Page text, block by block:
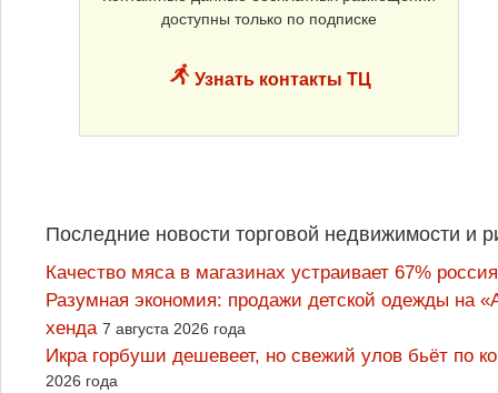
доступны только по подписке
Узнать контакты ТЦ
Последние новости торговой недвижимости и
Качество мяса в магазинах устраивает 67%
Разумная экономия: продажи детской одежды на
хенда 7 августа 2026 года
Икра горбуши дешевеет, но свежий улов бьёт по
2026 года